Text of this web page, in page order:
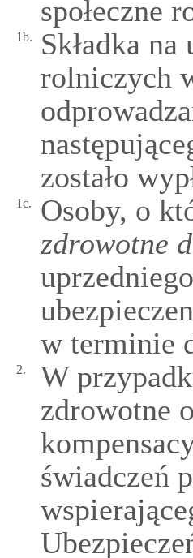
społeczne
1b.
Składka
rolniczych
zostało
1c.
Osoby, o
zdrowotne
w terminie
2.
W
zdrowotne
świadczeń